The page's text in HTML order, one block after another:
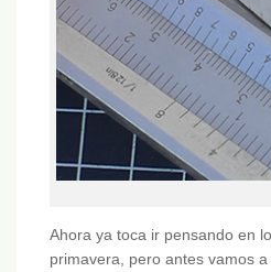
Ahora ya toca ir pensando en
primavera, pero antes vamos